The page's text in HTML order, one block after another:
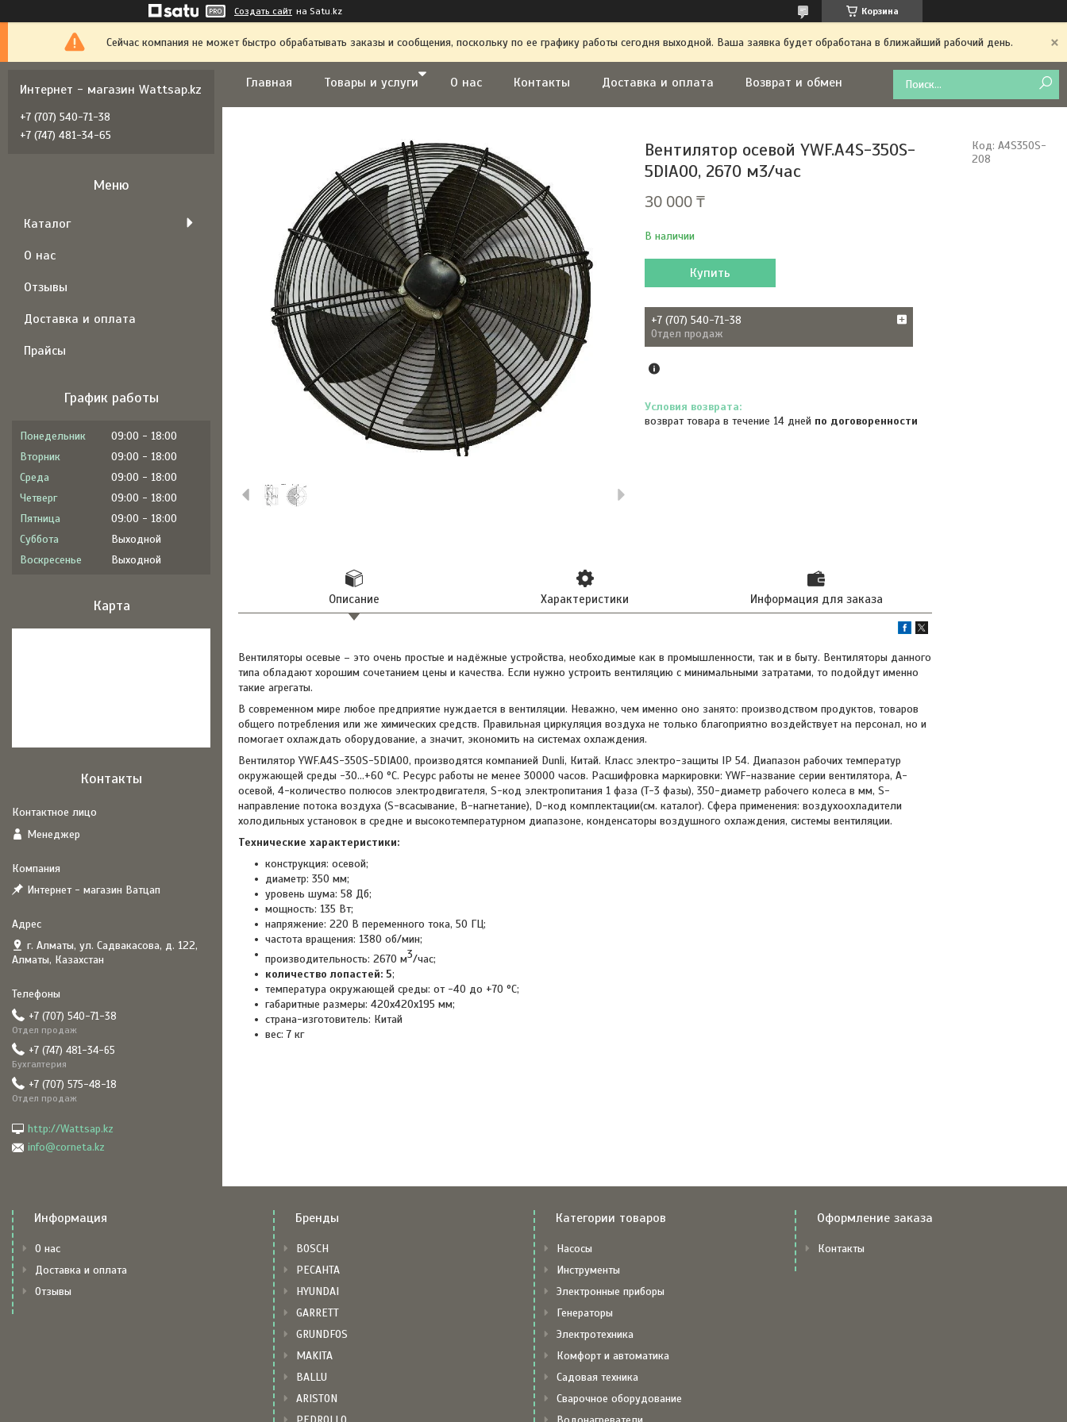
Создать сайт на Satu.kz Корзина
Сейчас компания не может быстро обрабатывать заказы и сообщения, поскольку по ее графику работы сегодня выходной. Ваша заявка будет обработана в ближайший рабочий день.
Главная Товары и услуги О нас Контакты Доставка и оплата Возврат и обмен
Вентилятор осевой YWF.A4S-350S-
5DIA00, 2670 м3/час
30 000 ₸
В наличии
Код: A4S350S-
208
Купить
+7 (707) 540-71-38
Отдел продаж
возврат товара в течение 14 дней по договоренности
Описание Характеристики Информация для заказа
Вентиляторы осевые – это очень простые и надёжные устройства, необходимые как в промышленности, так и в быту. Вентиляторы данного
типа обладают хорошим сочетанием цены и качества. Если нужно устроить вентиляцию с минимальными затратами, то подойдут именно
такие агрегаты.
В современном мире любое предприятие нуждается в вентиляции. Неважно, чем именно оно занято: производством продуктов, товаров
общего потребления или же химических средств. Правильная циркуляция воздуха не только благоприятно воздействует на персонал, но и
помогает охлаждать оборудование, а значит, экономить на системах охлаждения.
Вентилятор YWF.A4S-350S-5DIA00, производятся компанией Dunli, Китай. Класс электро-защиты IP 54. Диапазон рабочих температур
окружающей среды -30...+60 °C. Ресурс работы не менее 30000 часов. Расшифровка маркировки: YWF-название серии вентилятора, A-
осевой, 4-количество полюсов электродвигателя, S-код электропитания 1 фаза (T-3 фазы), 350-диаметр рабочего колеса в мм, S-
направление потока воздуха (S-всасывание, В-нагнетание), D-код комплектации(см. каталог). Сфера применения: воздухоохладители
холодильных установок в средне и высокотемпературном диапазоне, конденсаторы воздушного охлаждения, системы вентиляции.
Технические характеристики:
конструкция: осевой;
диаметр: 350 мм;
уровень шума: 58 Дб;
мощность: 135 Вт;
напряжение: 220 В переменного тока, 50 ГЦ;
частота вращения: 1380 об/мин;
производительность: 2670 м3/час;
количество лопастей: 5;
температура окружающей среды: от -40 до +70 °С;
габаритные размеры: 420х420х195 мм;
страна-изготовитель: Китай
вес: 7 кг
Интернет - магазин Wattsap.kz
+7 (707) 540-71-38
+7 (747) 481-34-65
Каталог
О нас
Отзывы
Доставка и оплата
Прайсы
График работы
Понедельник 09:00
18:00
Вторник
09:00
18:00
Среда
09:00
18:00
Четверг
09:00
18:00
Пятница
09:00
18:00
Суббота
Выходной
Воскресенье
Выходной
Карта
Контакты
Менеджер
Интернет - магазин Ватцап
г. Алматы, ул. Садвакасова, д. 122,
Алматы, Казахстан
+7 (707) 540-71-38
Отдел продаж
+7 (747) 481-34-65
Бухгалтерия
+7 (707) 575-48-18
Отдел продаж
http://Wattsap.kz
info@corneta.kz
Информация
О нас
Доставка и оплата
Отзывы
Бренды
BOSCH
РЕСАНТА
HYUNDAI
GARRETT
GRUNDFOS
MAKITA
BALLU
ARISTON
Категории товаров
Насосы
Инструменты
Электронные приборы
Генераторы
Электротехника
Комфорт и автоматика
Садовая техника
Сварочное оборудование
Оформление заказа
Контакты